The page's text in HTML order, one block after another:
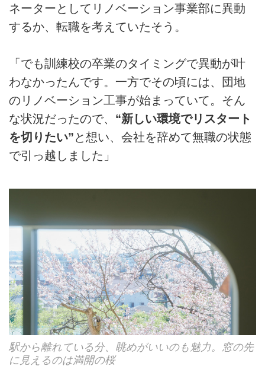
ネーターとしてリノベーション事業部に異動
するか、転職を考えていたそう。
「でも訓練校の卒業のタイミングで異動が叶
わなかったんです。一方でその頃には、団地
のリノベーション工事が始まっていて。そん
な状況だったので、 “新しい環境でリスタート
を切りたい”と想い、会社を辞めて無職の状態
で引っ越しました」
駅から離れている分、眺めがいいのも魅力。窓の先
に見えるのは満開の桜